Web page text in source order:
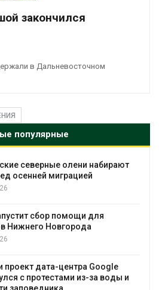
закончился
в Дальневосточном
популярные
засуха и пожары: сразу
регионов столкнулись с
природными
панели над каналами
одновременно